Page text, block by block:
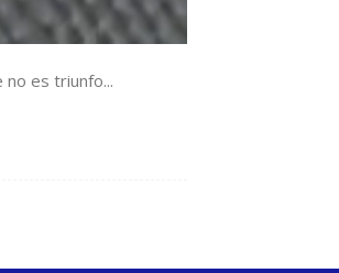
es triunfo...